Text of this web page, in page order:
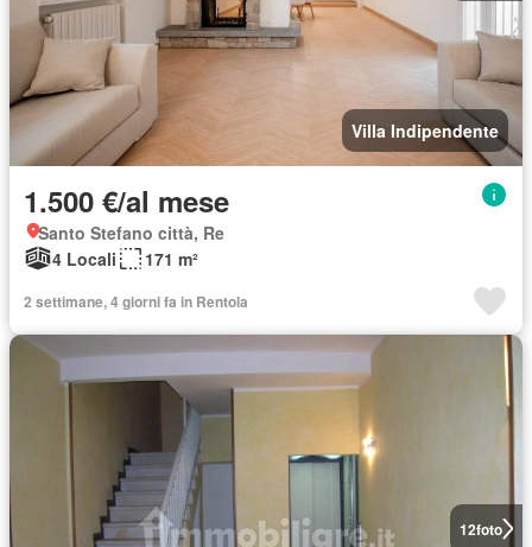
Villa Indipendente
1.500 €/al mese
Santo Stefano città, Re
4 Locali
171 m²
2 settimane, 4 giorni fa in Rentola
12foto